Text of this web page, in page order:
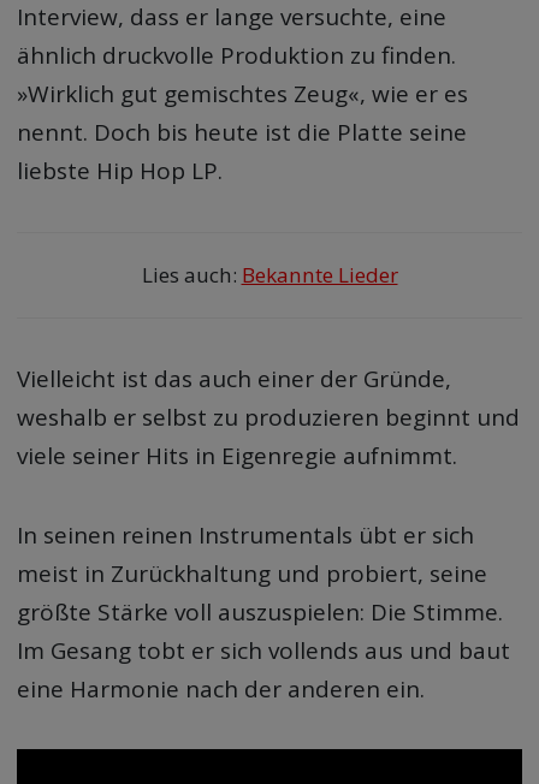
Interview, dass er lange versuchte, eine
ähnlich druckvolle Produktion zu finden.
»Wirklich gut gemischtes Zeug«, wie er es
nennt. Doch bis heute ist die Platte seine
liebste Hip Hop LP.
Lies auch: Bekannte Lieder
Vielleicht ist das auch einer der Gründe,
weshalb er selbst zu produzieren beginnt und
viele seiner Hits in Eigenregie aufnimmt.
In seinen reinen Instrumentals übt er sich
meist in Zurückhaltung und probiert, seine
größte Stärke voll auszuspielen: Die Stimme.
Im Gesang tobt er sich vollends aus und baut
eine Harmonie nach der anderen ein.